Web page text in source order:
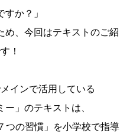
すか？」
め、今回はテキストのご紹
！
インで活用している
ー」のテキストは、
つの習慣」を小学校で指導